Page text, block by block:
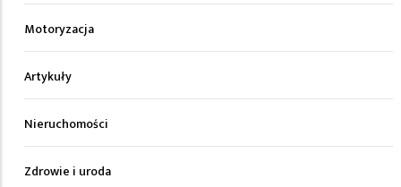
Motoryzacja
Artykuły
Nieruchomości
Zdrowie i uroda